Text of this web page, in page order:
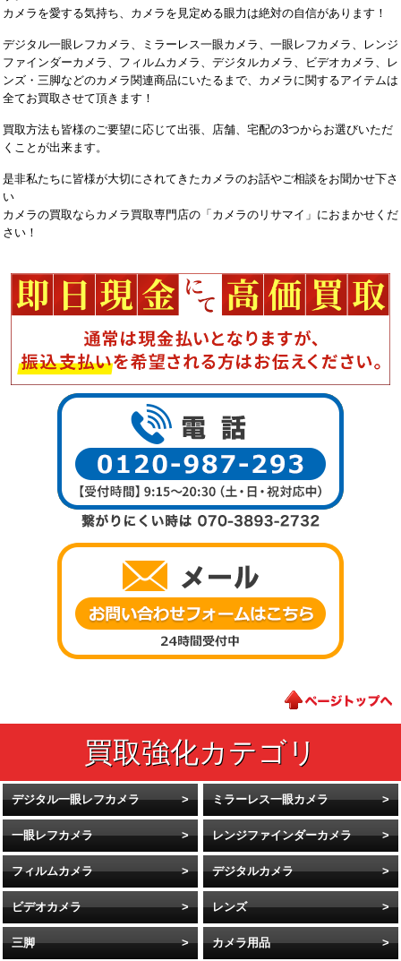
カメラを愛する気持ち、カメラを見定める眼力は絶対の自信があります！
デジタル一眼レフカメラ、ミラーレス一眼カメラ、一眼レフカメラ、レンジ
ファインダーカメラ、フィルムカメラ、デジタルカメラ、ビデオカメラ、レ
ンズ・三脚などのカメラ関連商品にいたるまで、カメラに関するアイテムは
全てお買取させて頂きます！
買取方法も皆様のご要望に応じて出張、店舗、宅配の3つからお選びいただ
くことが出来ます。
是非私たちに皆様が大切にされてきたカメラのお話やご相談をお聞かせ下さ
い
カメラの買取ならカメラ買取専門店の「カメラのリサマイ」におまかせくだ
さい！
デジタル一眼レフカメラ ミラーレス一眼カメラ
一眼レフカメラ レンジファインダーカメラ
フィルムカメラ デジタルカメラ
ビデオカメラ レンズ
三脚 カメラ用品